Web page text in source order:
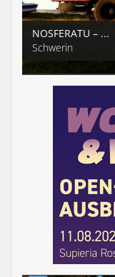
NOSFERATU – ...
Schwerin